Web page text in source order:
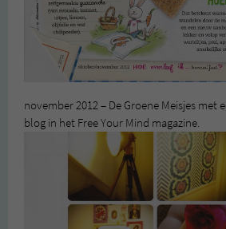
november 2012 – De Groene Meisjes met
blog in het Free Your Mind magazine.